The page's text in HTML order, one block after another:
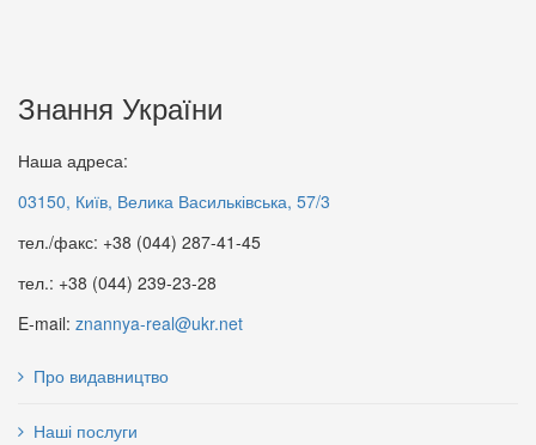
Знання України
Наша адреса:
03150, Київ, Велика Васильківська, 57/3
тел./факс: +38 (044) 287-41-45
тел.: +38 (044) 239-23-28
E-mail: znannya-real@ukr.net
Про видавництво
Наші послуги